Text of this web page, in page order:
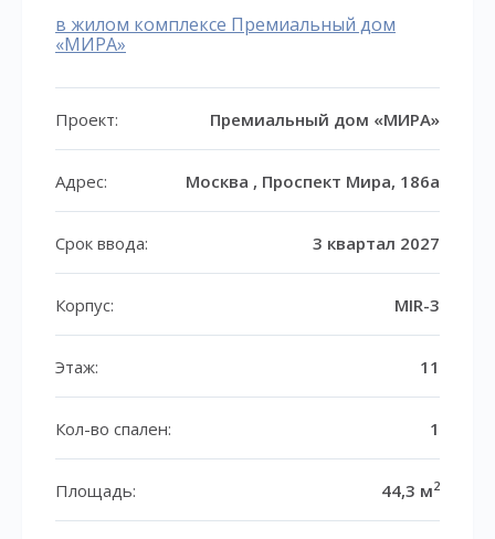
в жилом комплексе Премиальный дом
«МИРА»
Проект: Премиальный дом «МИРА»
Адрес: Москва , Проспект Мира, 186а
Срок ввода: 3 квартал 2027
Корпус: MIR-3
Этаж: 11
Кол-во спален: 1
Площадь: 44,3 м2